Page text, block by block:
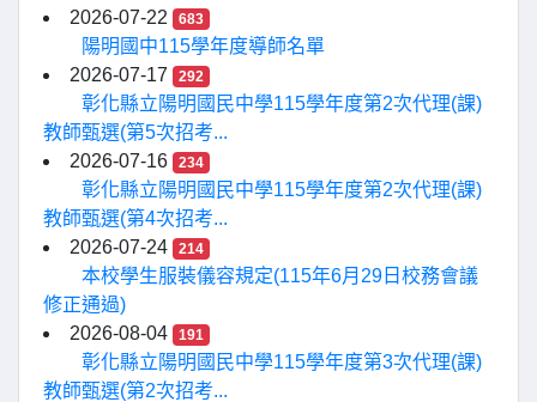
2026-07-22
683
陽明國中115學年度導師名單
2026-07-17
292
彰化縣立陽明國民中學115學年度第2次代理(課)
教師甄選(第5次招考...
2026-07-16
234
彰化縣立陽明國民中學115學年度第2次代理(課)
教師甄選(第4次招考...
2026-07-24
214
本校學生服裝儀容規定(115年6月29日校務會議
修正通過)
2026-08-04
191
彰化縣立陽明國民中學115學年度第3次代理(課)
教師甄選(第2次招考...